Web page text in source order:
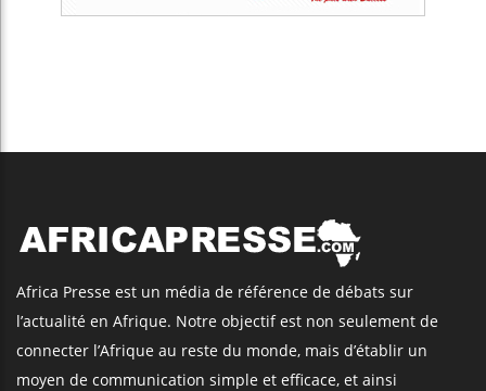
Africa Presse est un média de référence de débats sur
l’actualité en Afrique. Notre objectif est non seulement de
connecter l’Afrique au reste du monde, mais d’établir un
moyen de communication simple et efficace, et ainsi